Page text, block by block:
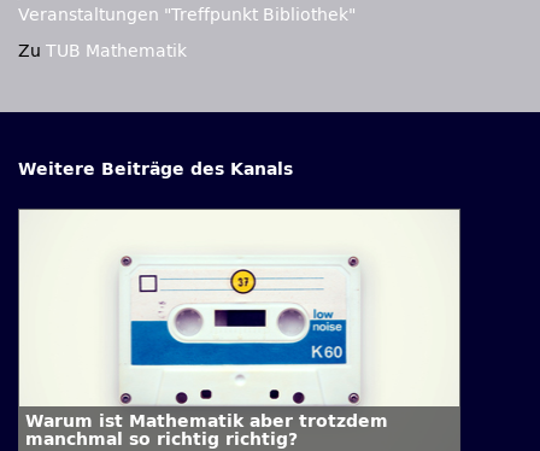
Veranstaltungen "Treffpunkt Bibliothek"
Zu TUB Mathematik
Weitere Beiträge des Kanals
Warum ist Mathematik aber trotzdem
manchmal so richtig richtig?